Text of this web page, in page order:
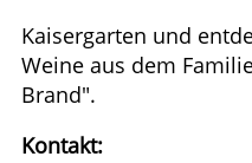
Kaisergarten und
Weine aus dem
Brand".
Kontakt: